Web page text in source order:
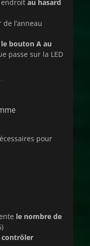
au hasard
l’anneau
bouton A au
passe sur la LED
pour
le nombre de
contrôler